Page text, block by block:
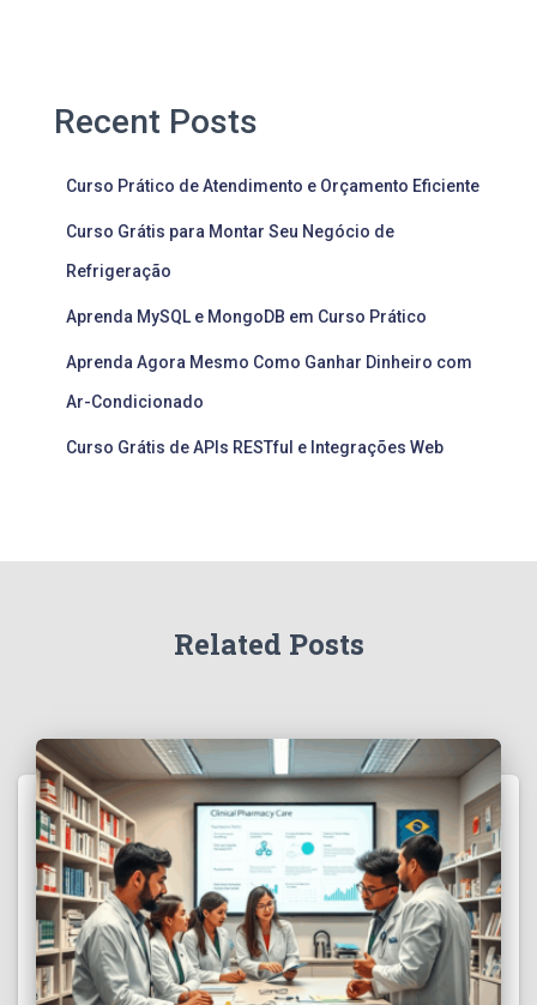
Recent Posts
Curso Prático de Atendimento e Orçamento Eficiente
Curso Grátis para Montar Seu Negócio de
Refrigeração
Aprenda MySQL e MongoDB em Curso Prático
Aprenda Agora Mesmo Como Ganhar Dinheiro com
Ar-Condicionado
Curso Grátis de APIs RESTful e Integrações Web
Related Posts